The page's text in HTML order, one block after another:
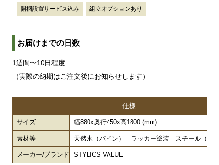
開梱設置サービス込み 組立オプションあり
お届けまでの日数
1週間〜10日程度
（実際の納期はご注文後にお知らせします）
仕様
サイズ 幅880x奥行450x高1800 (mm)
素材等 天然木（パイン） ラッカー塗装 スチール（粉
メーカー/ブランド STYLICS VALUE